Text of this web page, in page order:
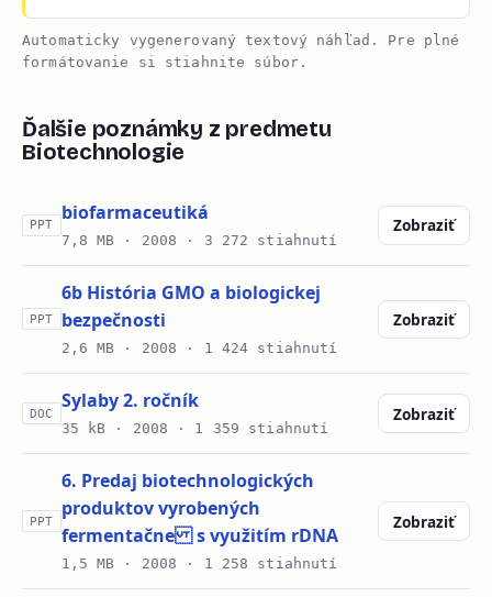
Automaticky vygenerovaný textový náhľad. Pre plné
formátovanie si stiahnite súbor.
Ďalšie poznámky z predmetu
Biotechnologie
PPT
biofarmaceutiká
7,8 MB · 2008 · 3 272 stiahnutí
Zobraziť
PPT
6b História GMO a biologickej
bezpečnosti
2,6 MB · 2008 · 1 424 stiahnutí
Zobraziť
DOC
Sylaby 2. ročník
35 kB · 2008 · 1 359 stiahnutí
Zobraziť
PPT
6. Predaj biotechnologických
produktov vyrobených
fermentačne s využitím rDNA
1,5 MB · 2008 · 1 258 stiahnutí
Zobraziť